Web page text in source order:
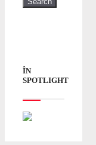
ÎN
SPOTLIGHT